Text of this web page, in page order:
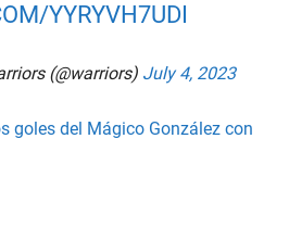
YYRYVH7UDI
(@warriors) July 4, 2023
goles del Mágico González con